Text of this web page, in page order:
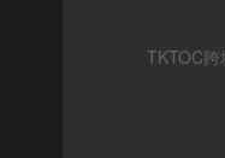
TKTOC